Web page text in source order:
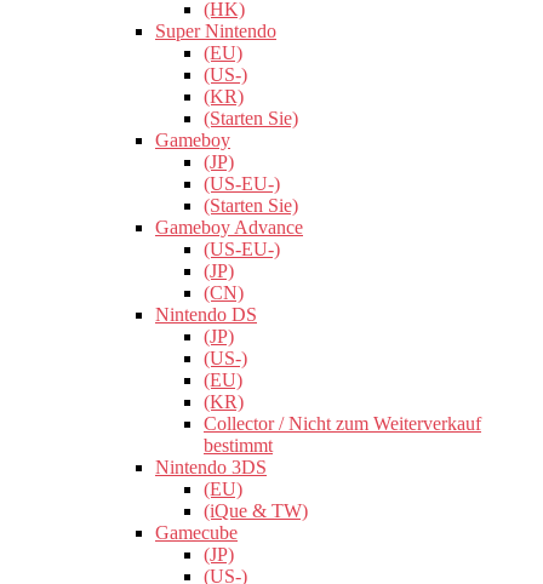
(HK)
Super Nintendo
(EU)
(US-)
(KR)
(Starten Sie)
Gameboy
(JP)
(US-EU-)
(Starten Sie)
Gameboy Advance
(US-EU-)
(JP)
(CN)
Nintendo DS
(JP)
(US-)
(EU)
(KR)
Collector / Nicht zum Weiterverkauf
bestimmt
Nintendo 3DS
(EU)
(iQue & TW)
Gamecube
(JP)
(US-)